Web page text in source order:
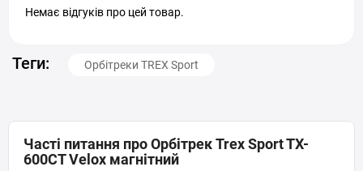
Немає відгуків про цей товар.
Теги: Орбітреки TREX Sport
Часті питання про Орбітрек Trex Sport TX-
600CT Velox магнітний